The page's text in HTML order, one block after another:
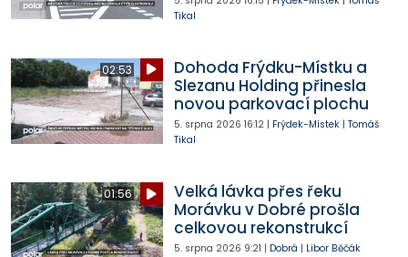
Tikal
02:53
Dohoda Frýdku-Místku a
Slezanu Holding přinesla
novou parkovací plochu
5. srpna 2026 16:12| Frýdek-Místek| Tomáš
Tikal
01:56
Velká lávka přes řeku
Morávku v Dobré prošla
celkovou rekonstrukcí
5. srpna 2026 9:21 | Dobrá | Libor Běčák